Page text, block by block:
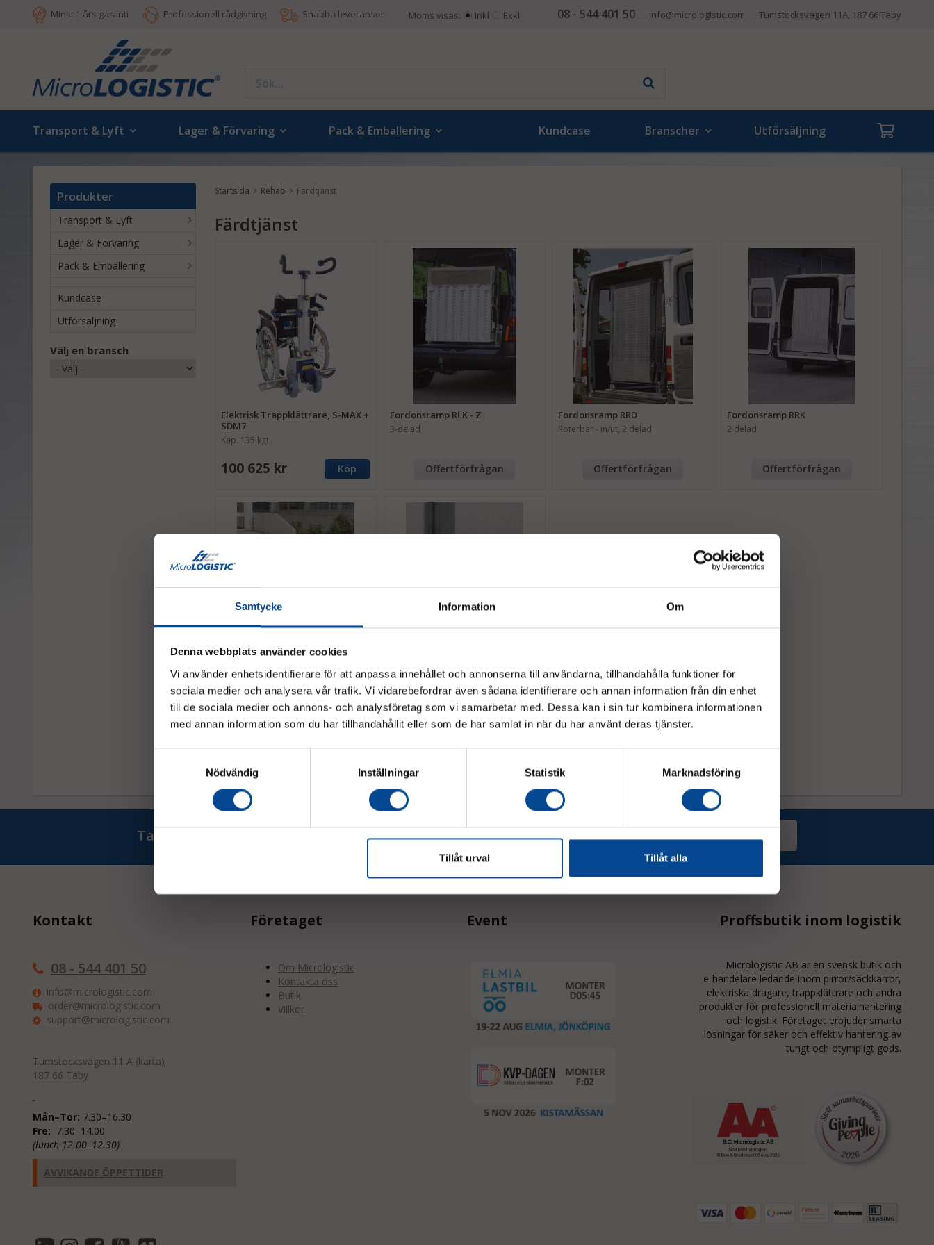
Samtycke Information Om
Denna webbplats använder cookies
Vi använder enhetsidentifierare för att anpassa innehållet och annonserna till användarna, tillhandahålla funktioner för
sociala medier och analysera vår trafik. Vi vidarebefordrar även sådana identifierare och annan information från din enhet
till de sociala medier och annons- och analysföretag som vi samarbetar med. Dessa kan i sin tur kombinera informationen
med annan information som du har tillhandahållit eller som de har samlat in när du har använt deras tjänster.
Nödvändig
Inställningar Statistik Marknadsföring
Tillåt urval Tillåt alla
Minst 1 års garanti Professionell rådgivning Snabba leveranser 08 - 544 401 50 info@micrologistic.com Tumstocksvägen 11A, 187 66 Täby
Moms visas: Inkl Exkl
Transport & Lyft Lager & Förvaring Pack & Emballering Kundcase Branscher Utförsäljning
Produkter
Transport & Lyft
Lager & Förvaring
Pack & Emballering
Kundcase
Utförsäljning
Välj en bransch
Startsida Rehab Färdtjänst
Färdtjänst
Elektrisk Trappklättrare, S-MAX +
SDM7
Kap. 135 kg!
100 625 kr Köp
Fordonsramp RLK - Z
3-delad
Offertförfrågan
Fordonsramp RRD
Roterbar - in/ut, 2 delad
Offertförfrågan
Fordonsramp RRK
2 delad
Offertförfrågan
Rullstolsramp AOL-R, halksäker
nivåramp för trappor och
höjdskillnader 220-1120 mm, upp
till 400 kg
Offertförfrågan
Rullstolsramp SBK, halksäker
nivåramp för mindre
höjdskillnader 10-215 mm, upp till
300 kg
För steg upp till 215 mm
Offertförfrågan
Ta del av våra bästa erbjudanden & nyheter!
Kontakt
08 - 544 401 50
info@micrologistic.com
order@micrologistic.com
support@micrologistic.com
Tumstocksvägen 11 A (karta)
187 66 Täby
Mån–Tor: 7.30–16.30
Fre: 7.30–14.00
(lunch 12.00–12.30)
AVVIKANDE ÖPPETTIDER
Företaget
Om Micrologistic
Kontakta oss
Butik
Villkor
Event Proffsbutik inom logistik
Micrologistic AB är en svensk butik och
e-handelare ledande inom pirror/säckkärror,
elektriska dragare, trappklättrare och andra
produkter för professionell materialhantering
och logistik. Företaget erbjuder smarta
lösningar för säker och effektiv hantering av
tungt och otympligt gods.
Vänligen välj hur du vill se priserna
Exkl. moms
Inkl. moms